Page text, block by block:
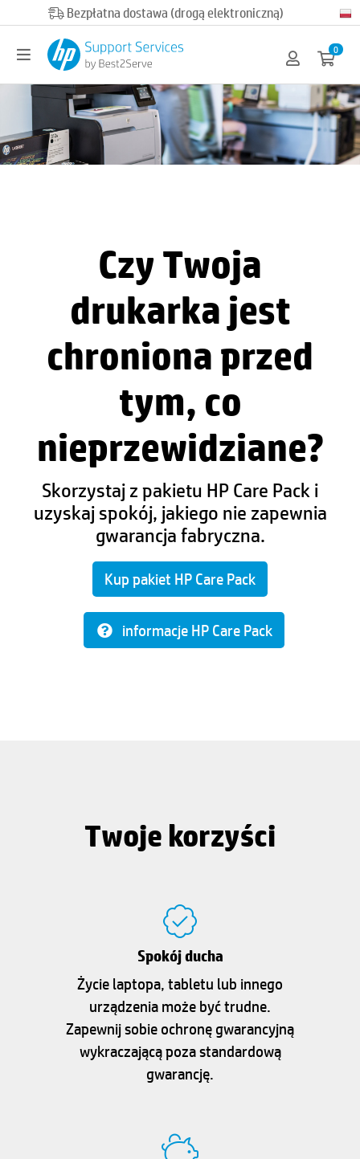
Official HP partner
0
Czy Twoja
drukarka jest
chroniona przed
tym, co
nieprzewidziane?
Skorzystaj z pakietu HP Care Pack i
uzyskaj spokój, jakiego nie zapewnia
gwarancja fabryczna.
Kup pakiet HP Care Pack
informacje HP Care Pack
Twoje korzyści
Spokój ducha
Życie laptopa, tabletu lub innego
urządzenia może być trudne.
Zapewnij sobie ochronę gwarancyjną
wykraczającą poza standardową
gwarancję.